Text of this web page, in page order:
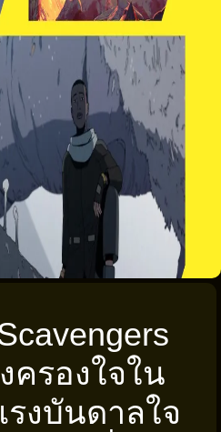
ครองใจใน
รงบันดาลใจ